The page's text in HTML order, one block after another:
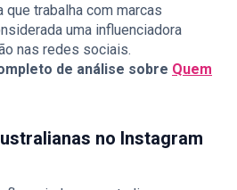
que trabalha com marcas
uma influenciadora
nas redes sociais.
de análise sobre Quem
no Instagram